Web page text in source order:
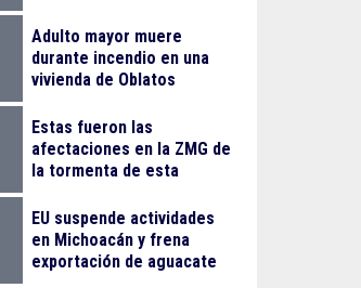
Adulto mayor muere
durante incendio en una
vivienda de Oblatos
Estas fueron las
afectaciones en la ZMG de
la tormenta de esta
EU suspende actividades
en Michoacán y frena
exportación de aguacate